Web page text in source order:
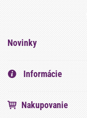
Novinky
Informácie
Nakupovanie